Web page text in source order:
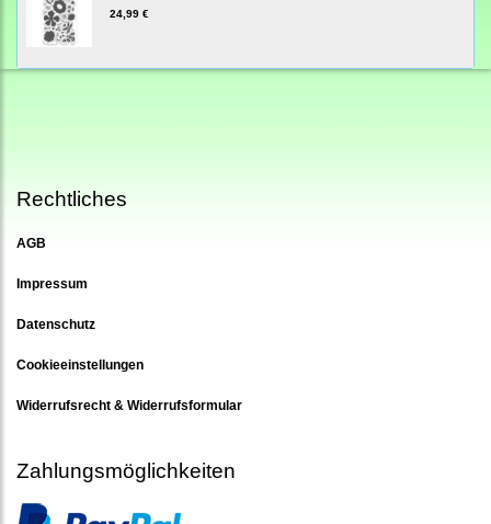
24,99 €
Rechtliches
AGB
Impressum
Datenschutz
Cookieeinstellungen
Widerrufsrecht & Widerrufsformular
Zahlungsmöglichkeiten